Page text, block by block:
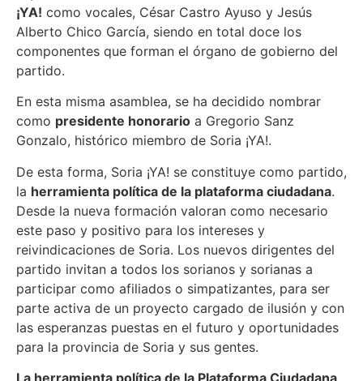
¡YA! como vocales, César Castro Ayuso y Jesús
Alberto Chico García, siendo en total doce los
componentes que forman el órgano de gobierno del
partido.
En esta misma asamblea, se ha decidido nombrar
como presidente honorario a Gregorio Sanz
Gonzalo, histórico miembro de Soria ¡YA!.
De esta forma, Soria ¡YA! se constituye como partido,
la herramienta política de la plataforma ciudadana.
Desde la nueva formación valoran como necesario
este paso y positivo para los intereses y
reivindicaciones de Soria. Los nuevos dirigentes del
partido invitan a todos los sorianos y sorianas a
participar como afiliados o simpatizantes, para ser
parte activa de un proyecto cargado de ilusión y con
las esperanzas puestas en el futuro y oportunidades
para la provincia de Soria y sus gentes.